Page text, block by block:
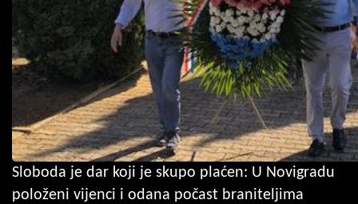
Sloboda je dar koji je skupo plaćen: U Novigradu
položeni vijenci i odana počast braniteljima